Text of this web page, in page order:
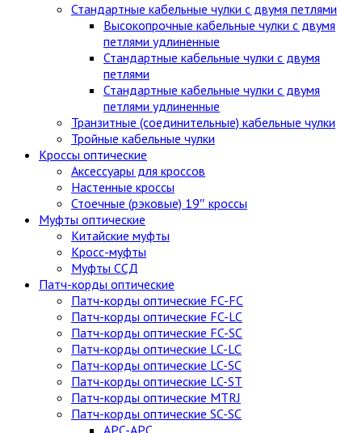
Стандартные кабельные чулки с двумя петлями
Высокопрочные кабельные чулки с двумя
петлями удлиненные
Стандартные кабельные чулки с двумя
петлями
Стандартные кабельные чулки с двумя
петлями удлиненные
Транзитные (соединительные) кабельные чулки
Тройные кабельные чулки
Кроссы оптические
Аксессуары для кроссов
Настенные кроссы
Стоечные (рэковые) 19″ кроссы
Муфты оптические
Китайские муфты
Кросс-муфты
Муфты ССД
Патч-корды оптические
Патч-корды оптические FC-FC
Патч-корды оптические FC-LC
Патч-корды оптические FC-SC
Патч-корды оптические LC-LC
Патч-корды оптические LC-SC
Патч-корды оптические LC-ST
Патч-корды оптические MTRJ
Патч-корды оптические SC-SC
APC-APC